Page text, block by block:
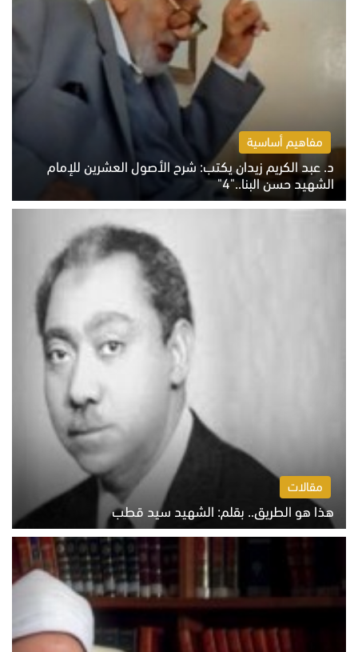
مفاهيم أساسية
د. عبد الكريم زيدان يكتب: شرح الأصول العشرين للإمام
الشهيد حسن البنا.."4"
الخميس 6 أغسطس 2026 10:27 ص
مقالات
هذا هو الطريق.. بقلم: الشهيد سيد قطب
الخميس 6 أغسطس 2026 10:52 ص